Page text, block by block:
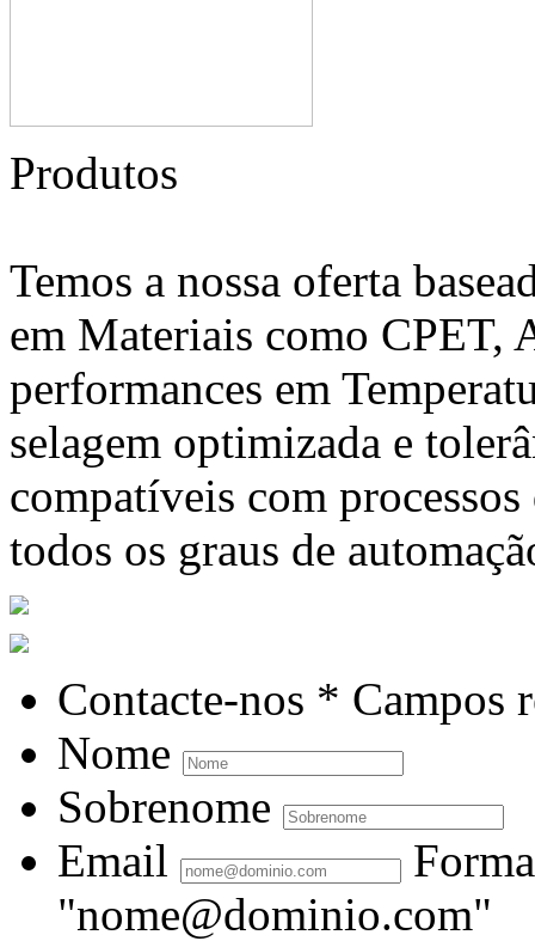
Produtos
Temos a nossa oferta
em Materiais como CPET,
performances em
selagem optimizada e
compatíveis com
todos os graus de
Contacte-nos * Campos
Nome
Sobrenome
Email
"nome@dominio.com"